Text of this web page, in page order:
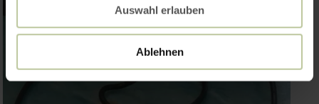
Auswahl erlauben
Ablehnen